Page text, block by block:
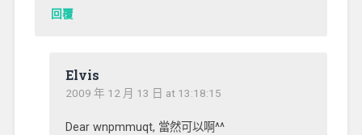
回覆
Elvis
2009 年 12 月 13 日 at 13:18:15
Dear wnpmmuqt, 當然可以啊^^